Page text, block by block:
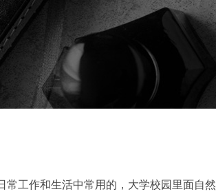
常工作和生活中常用的，大学校园里面自